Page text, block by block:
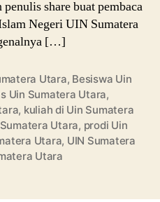
share buat pembaca
Negeri UIN Sumatera
[…]
Utara, Besiswa Uin
Uin Sumatera Utara,
, kuliah di Uin Sumatera
Utara, prodi Uin
Utara, UIN Sumatera
Utara